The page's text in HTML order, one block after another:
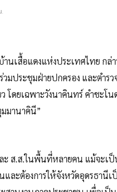
เสื้อแดงแห่งประเทศไทย กล่า
มประชุมฝ่ายปกครอง และตำรว
ดยเฉพาะวังนาคินทร์ คำชะโ
มานาคินี”
ะ ส.ส.ในพื้นที่หลายคน แม้จะเ
ละต้องการให้จังหวัดอุดรธานีเ